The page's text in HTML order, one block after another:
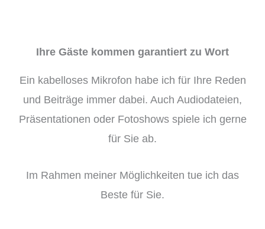
Ihre Gäste kommen garantiert zu Wort
Ein kabelloses Mikrofon habe ich für Ihre Reden
und Beiträge immer dabei. Auch Audiodateien,
Präsentationen oder Fotoshows spiele ich gerne
für Sie ab.
Im Rahmen meiner Möglichkeiten tue ich das
Beste für Sie.